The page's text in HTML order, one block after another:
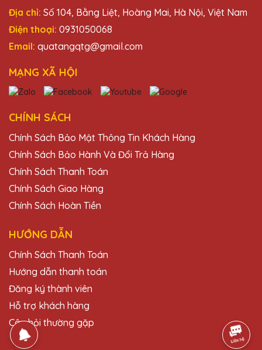
Dương Văn Tài
27/11/2025
Dịch vụ khách hàng của Quà Tặng Pha Lê
QTG rất nhiệt tình và chuyên nghiệp. Sẽ
Bùi Văn Kiên
27/11/2025
Pha Lê QTG rất tinh tế và độc đáo. Rất hài
lòng với sản phẩm.
27/11/2025
Tôi rất ấn tượng với những chiếc cúp pha
sự đẹp và đẳng cấp!
Địa chỉ: Số 104, Bằng Liệt, Hoàng Mai, Hà Nội, Việt Nam
Điện thoại: 0931050068
Email: quatangqtg@gmail.com
MẠNG XÃ HỘI
CHÍNH SÁCH
Chính Sách Bảo Mật Thông Tin Khách Hàng
Chính Sách Bảo Hành Và Đổi Trả Hàng
Chính Sách Thanh Toán
Chính Sách Giao Hàng
Chính Sách Hoàn Tiền
HƯỚNG DẪN
Chính Sách Thanh Toán
Hướng dẫn thanh toán
Đăng ký thành viên
Hỗ trợ khách hàng
Câu hỏi thường gặp